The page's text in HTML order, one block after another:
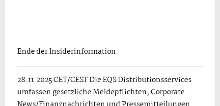
Ende der Insiderinformation
28.11.2025 CET/CEST Die EQS Distributionsservices
umfassen gesetzliche Meldepflichten, Corporate